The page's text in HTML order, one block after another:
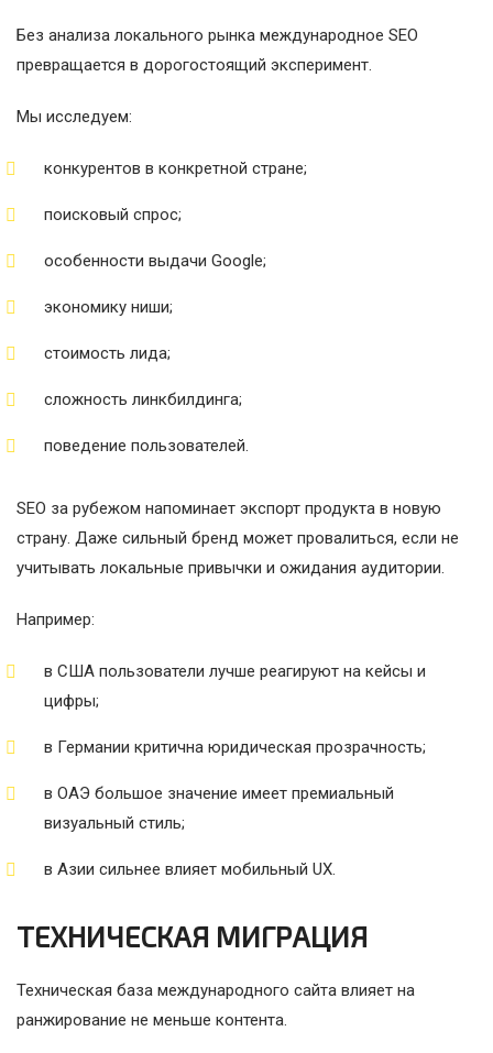
Без анализа локального рынка международное SEO
превращается в дорогостоящий эксперимент.
Мы исследуем:
конкурентов в конкретной стране;
поисковый спрос;
особенности выдачи Google;
экономику ниши;
стоимость лида;
сложность линкбилдинга;
поведение пользователей.
SEO за рубежом напоминает экспорт продукта в новую
страну. Даже сильный бренд может провалиться, если не
учитывать локальные привычки и ожидания аудитории.
Например:
в США пользователи лучше реагируют на кейсы и
цифры;
в Германии критична юридическая прозрачность;
в ОАЭ большое значение имеет премиальный
визуальный стиль;
в Азии сильнее влияет мобильный UX.
ТЕХНИЧЕСКАЯ МИГРАЦИЯ
Техническая база международного сайта влияет на
ранжирование не меньше контента.